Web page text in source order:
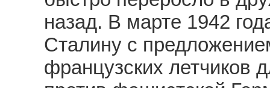
назад. В марте 1942
Сталину с
французских летчиков